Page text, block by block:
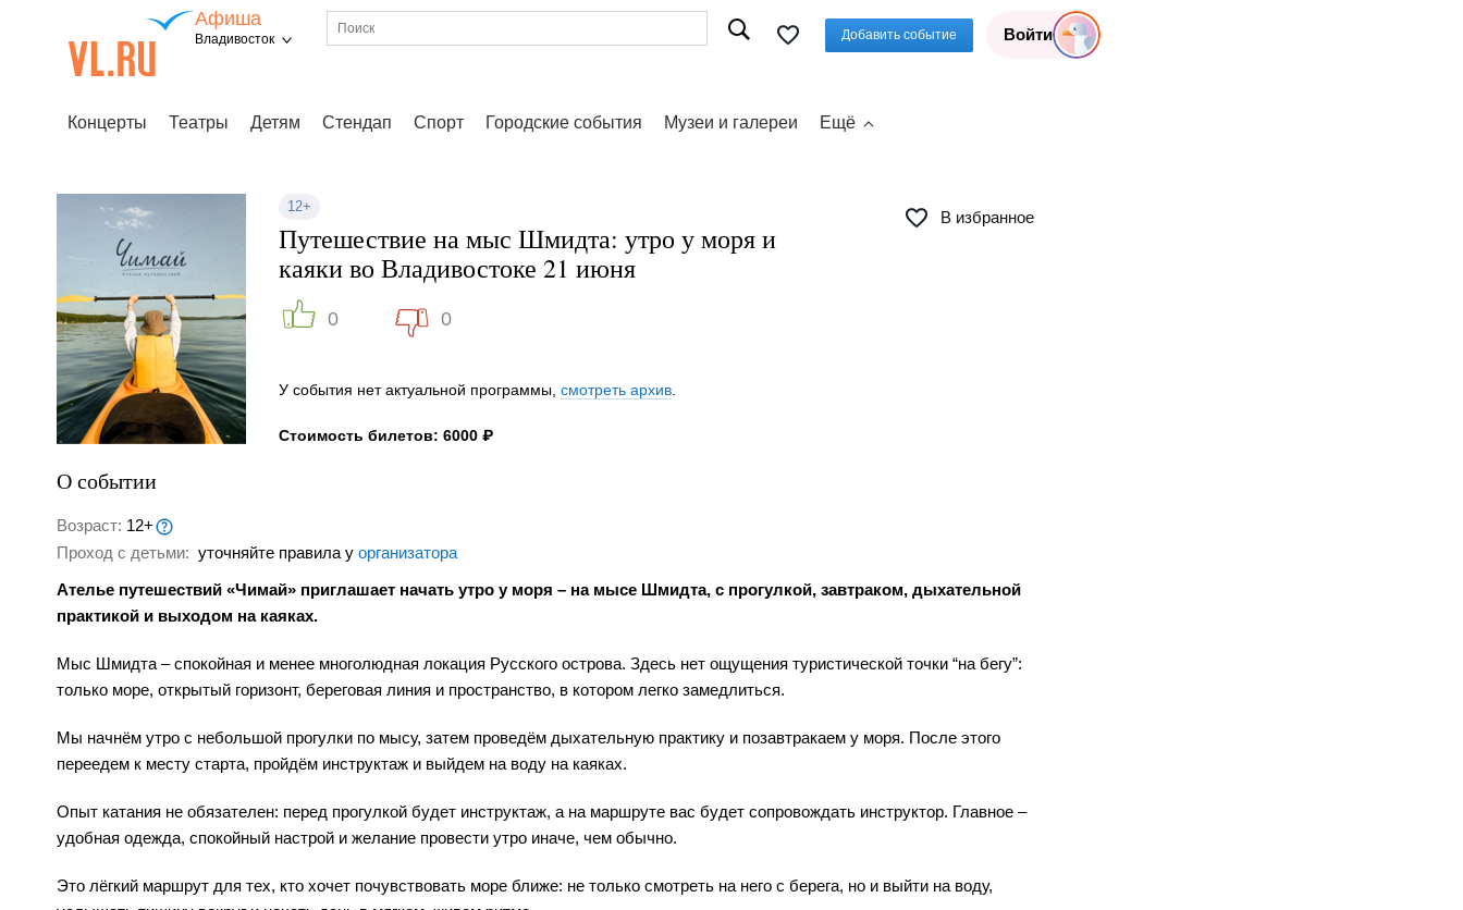
Афиша
Владивосток Добавить событие Войти
Концерты Театры Детям Стендап Спорт Городские события Музеи и галереи Ещё
12+
В избранное
Путешествие на мыс Шмидта: утро у моря и
каяки во Владивостоке 21 июня
0 0
У события нет актуальной программы, смотреть архив
Стоимость билетов: 6000 ₽
О событии
Возраст: 12+
Проход с детьми: уточняйте правила у организатора
Ателье путешествий «Чимай» приглашает начать утро у моря – на мысе Шмидта, с прогулкой, завтраком, дыхательной
практикой и выходом на каяках.
Мыс Шмидта – спокойная и менее многолюдная локация Русского острова. Здесь нет ощущения туристической точки “на бегу”:
только море, открытый горизонт, береговая линия и пространство, в котором легко замедлиться.
Мы начнём утро с небольшой прогулки по мысу, затем проведём дыхательную практику и позавтракаем у моря. После этого
переедем к месту старта, пройдём инструктаж и выйдем на воду на каяках.
Опыт катания не обязателен: перед прогулкой будет инструктаж, а на маршруте вас будет сопровождать инструктор. Главное –
удобная одежда, спокойный настрой и желание провести утро иначе, чем обычно.
Это лёгкий маршрут для тех, кто хочет почувствовать море ближе: не только смотреть на него с берега, но и выйти на воду,